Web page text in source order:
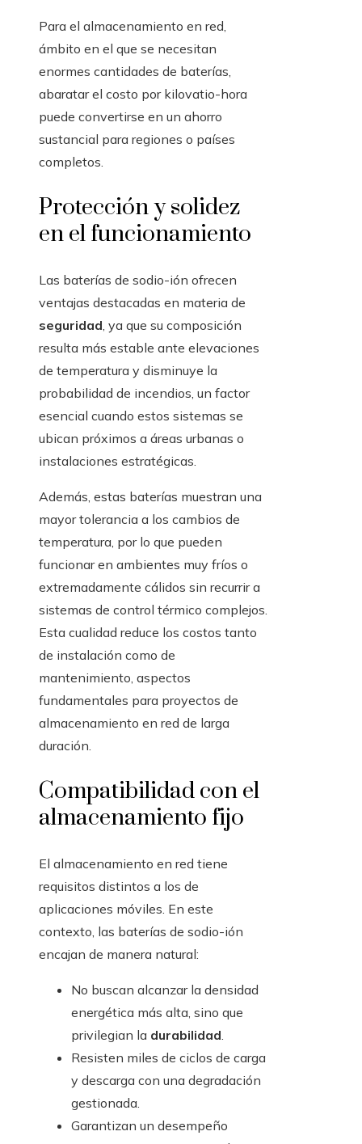
Para el almacenamiento en red,
ámbito en el que se necesitan
enormes cantidades de baterías,
abaratar el costo por kilovatio-hora
puede convertirse en un ahorro
sustancial para regiones o países
completos.
Protección y solidez
en el funcionamiento
Las baterías de sodio-ión ofrecen
ventajas destacadas en materia de
seguridad, ya que su composición
resulta más estable ante elevaciones
de temperatura y disminuye la
probabilidad de incendios, un factor
esencial cuando estos sistemas se
ubican próximos a áreas urbanas o
instalaciones estratégicas.
Además, estas baterías muestran una
mayor tolerancia a los cambios de
temperatura, por lo que pueden
funcionar en ambientes muy fríos o
extremadamente cálidos sin recurrir a
sistemas de control térmico complejos.
Esta cualidad reduce los costos tanto
de instalación como de
mantenimiento, aspectos
fundamentales para proyectos de
almacenamiento en red de larga
duración.
Compatibilidad con el
almacenamiento fijo
El almacenamiento en red tiene
requisitos distintos a los de
aplicaciones móviles. En este
contexto, las baterías de sodio-ión
encajan de manera natural:
No buscan alcanzar la densidad
energética más alta, sino que
privilegian la durabilidad.
Resisten miles de ciclos de carga
y descarga con una degradación
gestionada.
Garantizan un desempeño